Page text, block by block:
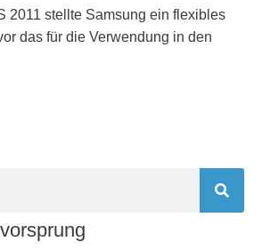
2011 stellte Samsung ein flexibles
das für die Verwendung in den